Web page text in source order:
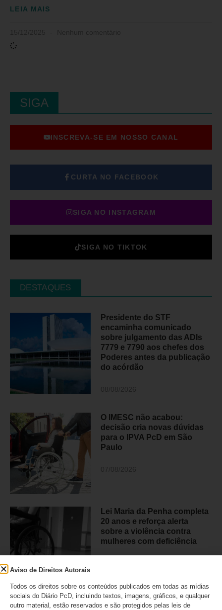
LEIA MAIS
SIGA
INSCREVA-SE EM NOSSO CANAL
CURTA NO FACEBOOK
SIGA NO INSTAGRAM
SIGA NO TIKTOK
DESTAQUES
Presidente do STF
encaminha comunicado
sobre julgamento das ADIs
7779 e 7790 aos chefes dos
Poderes antes da publicação
do acórdão
O IMESC não acabou:
decisão cria novas dúvidas
para o IPVA PcD em São
Paulo
Lei Maria da Penha completa
20 anos e reforça alerta
sobre a violência contra
mulheres com deficiência
Aviso de Direitos Autorais
Todos os direitos sobre os conteúdos publicados em todas as mídias
sociais do Diário PcD, incluindo textos, imagens, gráficos, e qualquer
outro material, estão reservados e são protegidos pelas leis de